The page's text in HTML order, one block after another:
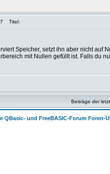
Titel:
Speicher, setzt ihn aber nicht auf
mit Nullen gefüllt ist. Falls du
Beiträge der
QBasic- und FreeBASIC-Forum Foren-